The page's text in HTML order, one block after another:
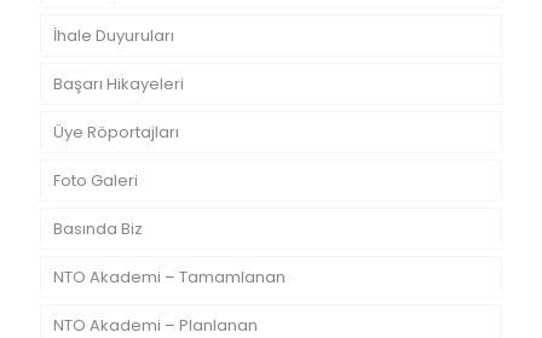
İhale Duyuruları
Başarı Hikayeleri
Üye Röportajları
Foto Galeri
Basında Biz
NTO Akademi – Tamamlanan
NTO Akademi – Planlanan